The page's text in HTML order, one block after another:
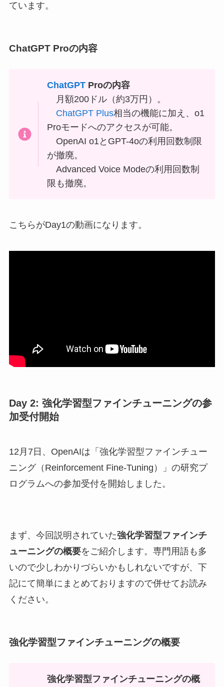
ています。
ChatGPT Proの内容
ChatGPT Proの内容
月額200ドル（約3万円）。
ChatGPT Plus相当の機能に加え、o1
Proモードへのアクセスが可能。
OpenAI o1とGPT-4oの利用回数制限
が撤廃。
Advanced Voice Modeの利用回数制
限も撤廃。
こちらがDay1の動画になります。
Day 2: 強化学習型ファインチューニングの参
加受付開始
12月7日、OpenAIは「強化学習型ファインチュー
ニング（Reinforcement Fine-Tuning）」の研究プ
ログラムへの参加受付を開始しました。
まず、今回説明されていた強化学習型ファインチ
ューニングの概要をご紹介します。専門用語も多
いので少しわかりづらいかもしれないですが、下
記にて簡単にまとめておりますので併せてお読み
ください。
強化学習型ファインチューニングの概要
強化学習型ファインチューニングの概